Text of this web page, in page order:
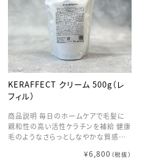
内部浸透型CMCトリートメントです。
KERAFFECT クリーム 500g（レ
フィル）
商品説明 毎日のホームケアで毛髪に
親和性の高い活性ケラチンを補給 健康
毛のようなさらっとしなやかな質感を
¥6,800 （税抜）